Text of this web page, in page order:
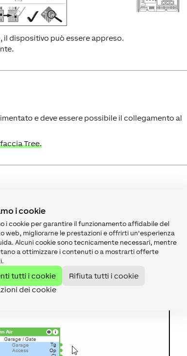
i cookie
i cookie per garantire il funzionamento affidabile del
web, migliorarne le prestazioni e offrirti un'esperienza
Alcuni cookie sono tecnicamente necessari, mentre
a ottimizzare i contenuti o a mostrarti offerte
tutti i cookie
Rifiuta tutti i cookie
dei cookie
il dispositivo può essere appreso.
e deve essere possibile il collegamento al
Tree.
utilizzando il blocco funzione